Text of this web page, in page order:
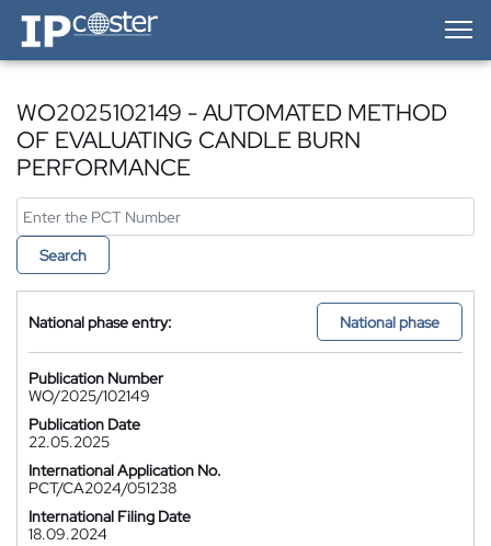
IP-Coster — Home
WO2025102149 - AUTOMATED METHOD
OF EVALUATING CANDLE BURN
PERFORMANCE
Search
National phase entry: National phase
Publication Number
WO/2025/102149
Publication Date
22.05.2025
International Application No.
PCT/CA2024/051238
International Filing Date
18.09.2024